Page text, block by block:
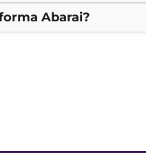
Abarai?